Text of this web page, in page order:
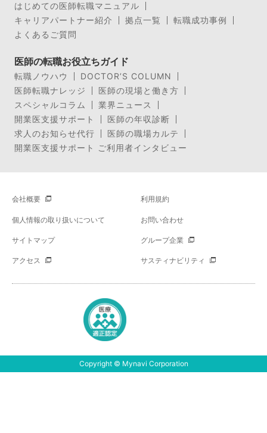
はじめての医師転職マニュアル
キャリアパートナー紹介
拠点一覧
転職成功事例
よくあるご質問
医師の転職お役立ちガイド
転職ノウハウ
DOCTOR’S COLUMN
医師転職ナレッジ
医師の現場と働き方
スペシャルコラム
業界ニュース
開業医支援サポート
医師の年収診断
求人のお知らせ代行
医師の職場カルテ
開業医支援サポート ご利用者インタビュー
会社概要 利用規約
個人情報の取り扱いについて お問い合わせ
サイトマップ グループ企業
アクセス サスティナビリティ
Copyright © Mynavi Corporation